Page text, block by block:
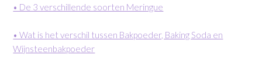
• De 3 verschillende soorten Meringue
• Wat is het verschil tussen Bakpoeder, Baking Soda en
Wijnsteenbakpoeder